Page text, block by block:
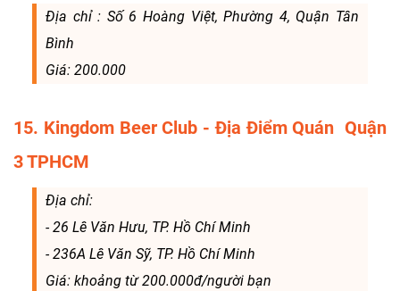
Địa chỉ : Số 6 Hoàng Việt, Phường 4, Quận Tân
Bình
Giá: 200.000
15. Kingdom Beer Club - Địa Điểm Quán Quận
3 TPHCM
Địa chỉ:
- 26 Lê Văn Hưu, TP. Hồ Chí Minh
- 236A Lê Văn Sỹ, TP. Hồ Chí Minh
Giá: khoảng từ 200.000đ/người bạn